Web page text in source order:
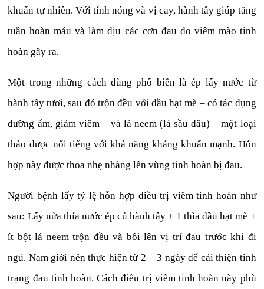
khuẩn tự nhiên. Với tính nóng và vị cay, hành tây giúp tăng
tuần hoàn máu và làm dịu các cơn đau do viêm mào tinh
hoàn gây ra.
Một trong những cách dùng phổ biến là ép lấy nước từ
hành tây tươi, sau đó trộn đều với dầu hạt mè – có tác dụng
dưỡng ẩm, giảm viêm – và lá neem (lá sầu đâu) – một loại
thảo dược nổi tiếng với khả năng kháng khuẩn mạnh. Hỗn
hợp này được thoa nhẹ nhàng lên vùng tinh hoàn bị đau.
Người bệnh lấy tỷ lệ hỗn hợp điều trị viêm tinh hoàn như
sau: Lấy nửa thía nước ép củ hành tây + 1 thìa dầu hạt mè +
ít bột lá neem trộn đều và bôi lên vị trí đau trước khi đi
ngủ. Nam giới nên thực hiện từ 2 – 3 ngày để cải thiện tình
trạng đau tinh hoàn. Cách điều trị viêm tinh hoàn này phù